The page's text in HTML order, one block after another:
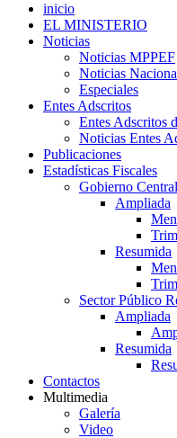
inicio
EL MINISTERIO
Noticias
Noticias MPPEF
Noticias
Especiales
Entes Adscritos
Entes Adscritos
Noticias Entes
Publicaciones
Estadísticas Fiscales
Gobierno
Ampliada
Resumida
Sector Público
Ampliada
Resumida
Contactos
Multimedia
Galería
Video